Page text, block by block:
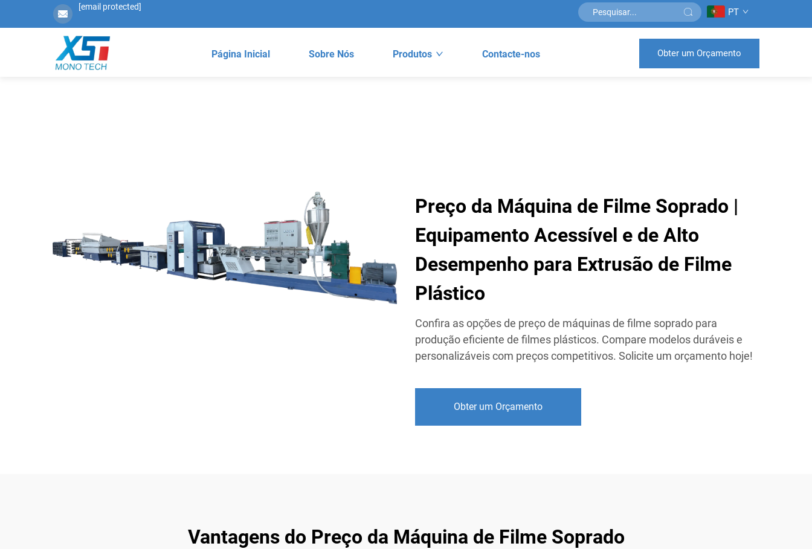
[email protected] PT
Página Inicial Sobre Nós Produtos Contacte-nos Obter um Orçamento
Preço da Máquina de Filme Soprado |
Equipamento Acessível e de Alto
Desempenho para Extrusão de Filme
Plástico
Confira as opções de preço de máquinas de filme soprado para
produção eficiente de filmes plásticos. Compare modelos duráveis e
personalizáveis com preços competitivos. Solicite um orçamento hoje!
Obter um Orçamento
Vantagens do Preço da Máquina de Filme Soprado